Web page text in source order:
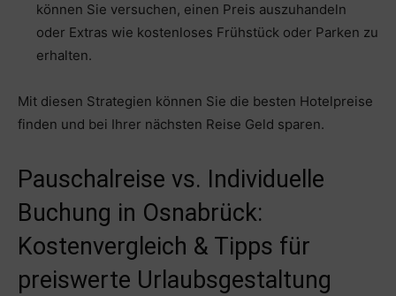
können Sie versuchen, einen Preis auszuhandeln
oder Extras wie kostenloses Frühstück oder Parken zu
erhalten.
Mit diesen Strategien können Sie die besten Hotelpreise
finden und bei Ihrer nächsten Reise Geld sparen.
Pauschalreise vs. Individuelle
Buchung in Osnabrück:
Kostenvergleich & Tipps für
preiswerte Urlaubsgestaltung